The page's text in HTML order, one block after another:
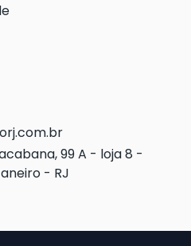
99 A - loja 8 -
- RJ